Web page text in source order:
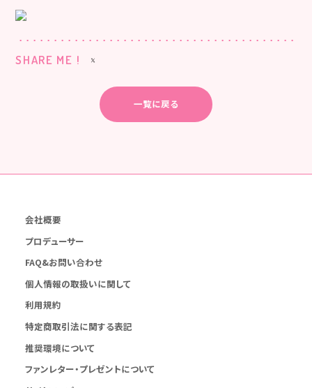
SHARE ME !
一覧に戻る
会社概要
プロデューサー
FAQ&お問い合わせ
個人情報の取扱いに関して
利用規約
特定商取引法に関する表記
推奨環境について
ファンレター・プレゼントについて